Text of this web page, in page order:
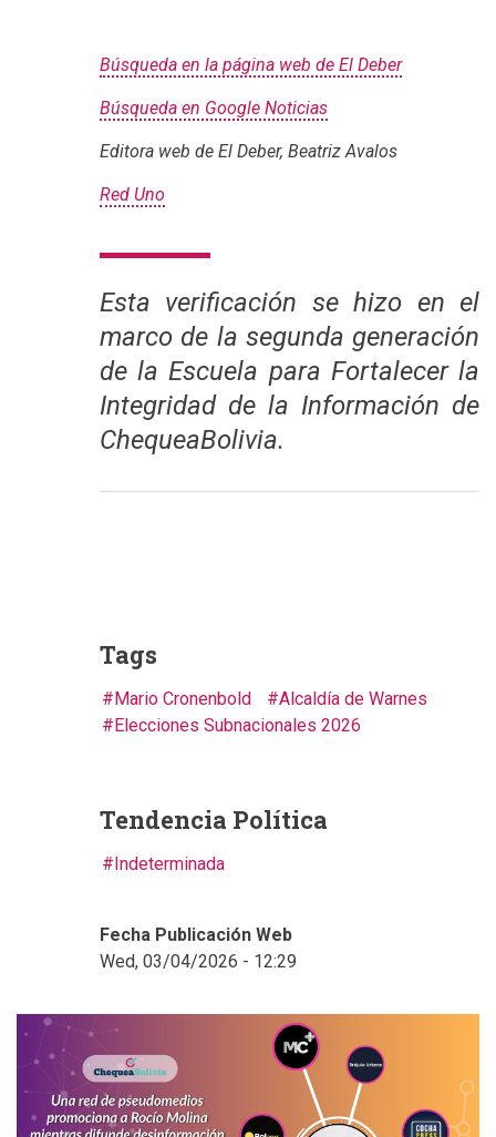
Búsqueda en la página web de El Deber
Búsqueda en Google Noticias
Editora web de El Deber, Beatriz Avalos
Red Uno
Esta verificación se hizo en el
marco de la segunda generación
de la Escuela para Fortalecer la
Integridad de la Información de
ChequeaBolivia.
Tags
Mario Cronenbold
Alcaldía de Warnes
Elecciones Subnacionales 2026
Tendencia Política
Indeterminada
Fecha Publicación Web
Wed, 03/04/2026 - 12:29